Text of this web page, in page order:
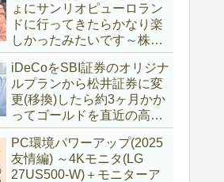
ょにサンリオピューロラン
ドに行ってきたらかなり楽
しかったみたいです～株主
優待券利用～
iDeCoをSBI証券のオリジナ
ルプランから松井証券に変
更(移換)したら約3ヶ月かか
ってゴールドを直近の高値
で購入していた話
PC環境パワーアップ(2025
友情編) ～4Kモニタ(LG
27US500-W)＋モニターア